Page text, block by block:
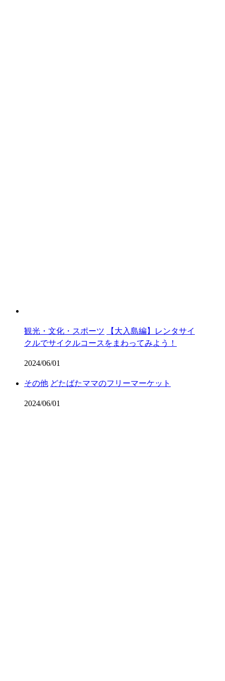
観光・文化・スポーツ
【大入島編】レンタサイ
クルでサイクルコースをまわってみよう！
2024/06/01
その他 どたばたママのフリーマーケット
2024/06/01